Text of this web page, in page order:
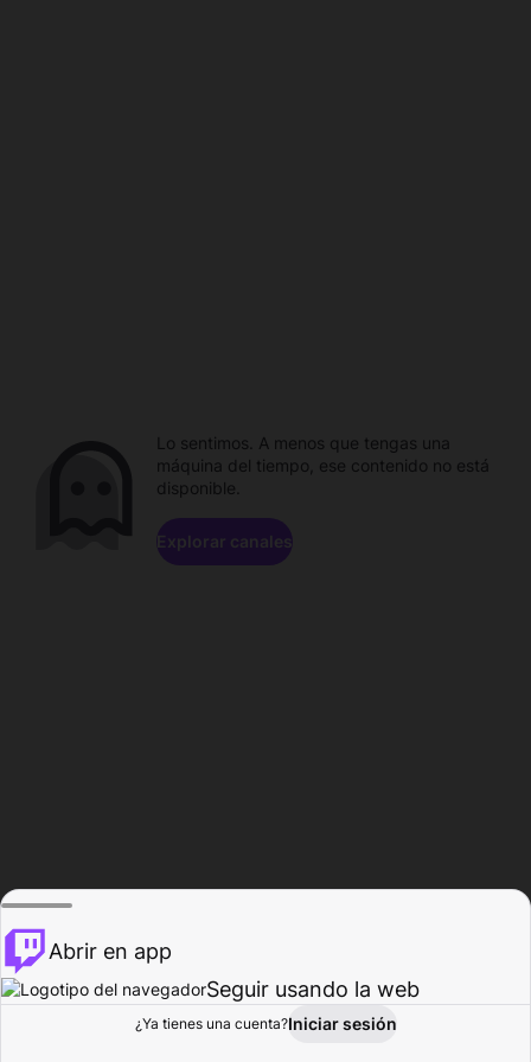
Explorar Actividad
Lo sentimos. A menos que tengas una
máquina del tiempo, ese contenido no está
disponible.
Explorar canales
Abrir en app
Seguir usando la web
¿Ya tienes una cuenta?Iniciar sesión